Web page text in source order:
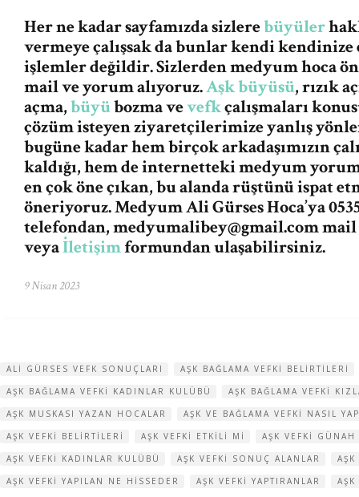
Her ne kadar sayfamızda sizlerebüyüler
vermeye çalışsak da bunlar kendi
işlemler değildir. Sizlerden medyum hoca
mail ve yorum alıyoruz.Aşk büyüsü, rızık
açma,büyübozma vevefkçalışmaları
çözüm isteyen ziyaretçilerimize yanlış
bugüne kadar hem birçok arkadaşımızın
kaldığı, hem de internetteki medyum
en çok öne çıkan, bu alanda rüştünü ispat
öneriyoruz. Medyum Ali Gürses Hoca’ya
telefondan,medyumalibey@gmail.commail
veyaİletişimformundan ulaşabilirsiniz.
9 Nisan 2023
ALI GÜRSES VEFK SONUÇLARI
AŞK BAĞLAMA VEFKI BELIRTILERI
AŞK BAĞLAMA VEFKI KADINLAR KULÜBÜ
AŞK BAĞLAMA VEFKI
AŞK MUSKASI YAZAN HOCALAR
AŞK VE BAĞLAMA VEFKI NASIL
AŞK VEFKI BELIRTILERI
AŞK VEFKI ETKILI MI
AŞK VEFKI
AŞK VEFKI KADINLAR KULÜBÜ
AŞK VEFKI SONUÇ ALANLAR
AŞK VEFKI YAPILAN NE HISSEDER
AŞK VEFKI YAPTIRANLAR